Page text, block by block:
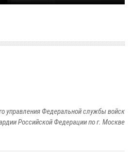
управления Федеральной службы войск
Российской Федерации по г. Москве